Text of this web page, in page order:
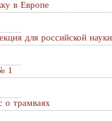
в Европе
для российской науки
1
о трамваях